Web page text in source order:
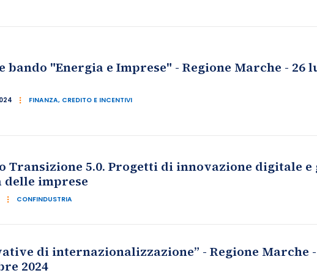
bando "Energia e Imprese" - Regione Marche - 26
FINANZA, CREDITO E INCENTIVI
Transizione 5.0. Progetti di innovazione digitale e
imprese
CONFINDUSTRIA
di internazionalizzazione” - Regione Marche -
2024